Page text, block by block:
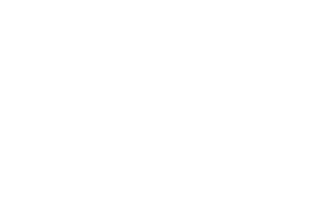
▪ Le modèle IP et l’Internet des objets, limites,
▪ Techniques de nommage et identification